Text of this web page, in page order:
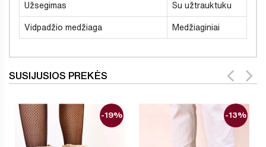
Užsegimas Su užtrauktuku
Vidpadžio medžiaga Medžiaginiai
SUSIJUSIOS PREKĖS
-19% -13%